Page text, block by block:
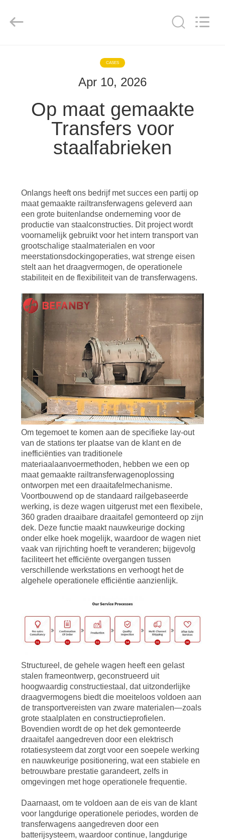
PRODUCTEN
ONGEVEER
KWALITEITSCONTROLE
CONTACTEER
ONS
NIEUWS
VERZOEK
OM EEN
CITAAT
SITEMAP
PRIVACY
POLICY
Electrical
CASES
Apr 10, 2026
Op maat gemaakte
Transfers voor
staalfabrieken
Onlangs heeft ons bedrijf met succes een partij op
maat gemaakte railtransferwagens geleverd aan
een grote buitenlandse onderneming voor de
productie van staalconstructies. Dit project wordt
voornamelijk gebruikt voor het intern transport van
grootschalige staalmaterialen en voor
meerstationsdockingoperaties, wat strenge eisen
stelt aan het draagvermogen, de operationele
stabiliteit en de flexibiliteit van de transferwagens.
Om tegemoet te komen aan de specifieke lay-out
van de stations ter plaatse van de klant en de
inefficiënties van traditionele
materiaalaanvoermethoden, hebben we een op
maat gemaakte railtransferwagenoplossing
ontworpen met een draaitafelmechanisme.
Voortbouwend op de standaard railgebaseerde
werking, is deze wagen uitgerust met een flexibele,
360 graden draaibare draaitafel gemonteerd op zijn
dek. Deze functie maakt nauwkeurige docking
onder elke hoek mogelijk, waardoor de wagen niet
vaak van rijrichting hoeft te veranderen; bijgevolg
faciliteert het efficiënte overgangen tussen
verschillende werkstations en verhoogt het de
algehele operationele efficiëntie aanzienlijk.
Structureel, de gehelewagen heeft een gelast
stalen frameontwerp, geconstrueerd uit
hoogwaardig constructiestaal, dat uitzonderlijke
draagvermogens biedt die moeiteloos voldoen aan
de transportvereisten van zware materialen—zoals
grote staalplaten en constructieprofielen.
Bovendien wordt de op het dek gemonteerde
draaitafel aangedreven door een elektrisch
rotatiesysteem dat zorgt voor een soepele werking
en nauwkeurige positionering, wat een stabiele en
betrouwbare prestatie garandeert, zelfs in
omgevingen met hoge operationele frequentie.
Daarnaast, om te voldoen aan de eis van de klant
voor langdurige operationele periodes, worden de
transferwagens aangedreven door een
batterijsysteem, waardoor continue, langdurige